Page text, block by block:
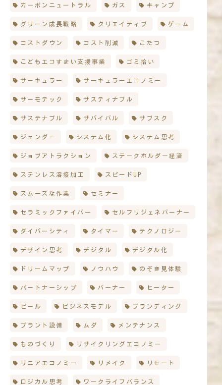
カーボンニュートラル ガス キャンプ
グリーン成長戦略 クリエイティブ ゲーム
コストダウン コスト削減 こたつ
こどもエコすまい支援事業 ゴミ拾い
サーキュラー サーキュラーエコノミー
サーモテック サスティナブル
サステナブル サバイバル サブスク
ジェンダー システム化 システム思考
ジョブアトラクション ステークホルダー経済
ステンレス溶接加工 スピードUP
スムーズな作業 セミナー
セラミックファイバー セルフリジェネバーナー
ダイバーシティ タイマー テクノロジー
デザイン思考 デジタル デジタル化
ドリームマップ ノウハウ のぞき見体験
パートナーシップ バーナー ヒーター
ビール ビジネスモデル ブランディング
プラント設備 ムダ メンテナンス
ものづくり リサイクリングエコノミー
リニアエコノミー リメイク リモート
ロジカル思考 ワークライフバランス